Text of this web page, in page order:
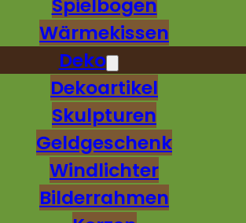
Wärmekissen
Deko
Dekoartikel
Skulpturen
Geldgeschenk
Windlichter
Bilderrahmen